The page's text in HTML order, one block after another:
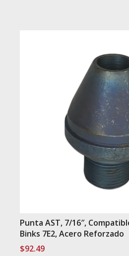
Punta AST, 7/16″,
Binks 7E2, Acero Reforzado
$92.49